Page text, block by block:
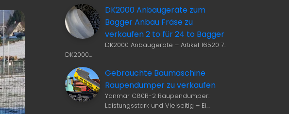
DK2000 Anbaugeräte zum
Bagger Anbau Fräse zu
verkaufen 2 to für 24 to Bagger
DK2000 Anbaugeräte – Artikel 16520 7.
DK2000…
Gebrauchte Baumaschine
Raupendumper zu verkaufen
Yanmar C80R-2 Raupendumper:
Leistungsstark und Vielseitig – Ei…